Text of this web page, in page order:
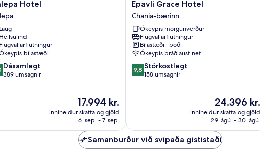
Hotel
Laug
Heilsulind
Flugvallarflutningur
bílastæði
Dásamlegt
389 umsagnir
Verðið
er
17.994 kr.
17.994 kr.
inniheldur skatta og gjöld
6. sep. - 7. sep.
Epavli
Grace
Hotel
Chania-
bærinn
Epavli Grace Hotel
Chania-bærinn
Ókeypis morgunverður
Flugvallarflutningur
Bílastæði í boði
Ókeypis þráðlaust net
9.8
af
9,8 Stórkostlegt
158 umsagnir
Verðið
er
24.396 kr.
24.396 kr.
inniheldur skatta og gjöld
29. ágú. - 30. ágú.
Samanburður við svipaða gististaði